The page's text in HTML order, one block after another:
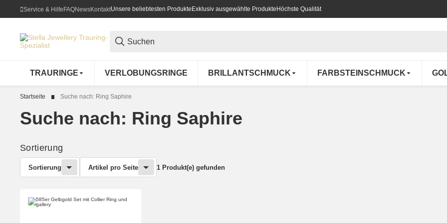
Service & HilfeFAQNewsKontaktUnsere beliebtesten Produkte Exklusiv ausgewählte Produkte Höchste Qualität
TRAURINGE VERLOBUNGSRINGE BRILLANTSCHMUCK FARBSTEINSCHMUCK
Startseite Suche nach: Ring Saphire
Suche nach: Ring Saphire
Sortierung
Sortierung Artikel pro Seite 1 Produkt(e) gefunden